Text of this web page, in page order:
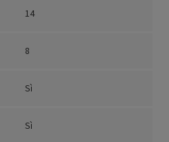
14
8
Sì
Sì